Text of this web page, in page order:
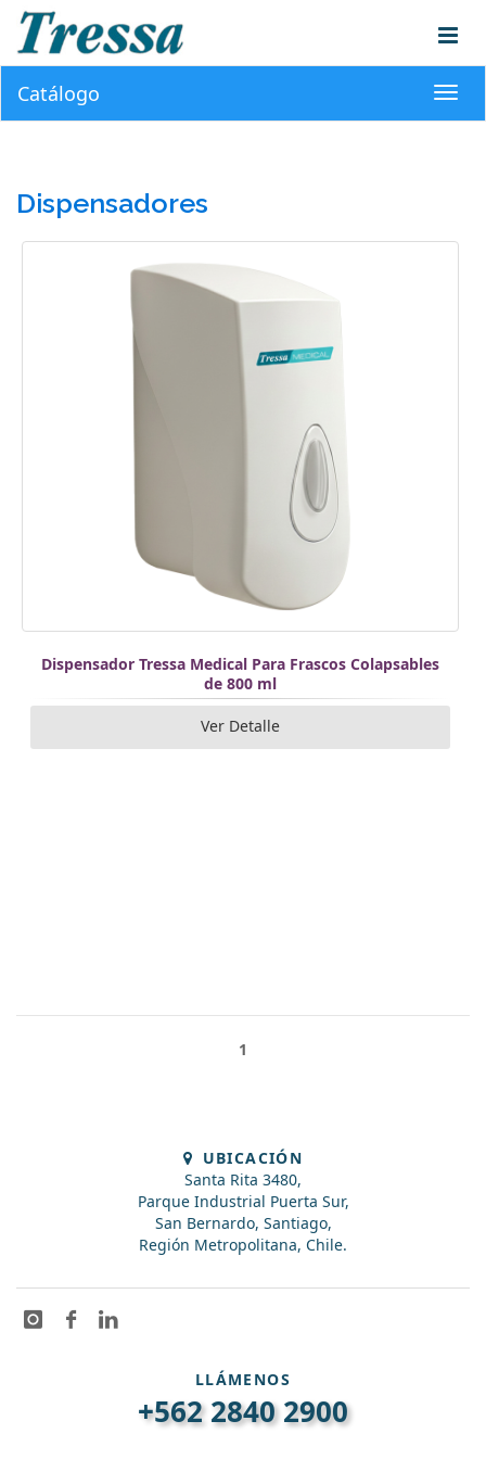
Catálogo
Dispensadores
Dispensador Tressa Medical Para Frascos Colapsables
de 800 ml
Ver Detalle
1
UBICACIÓN
Santa Rita 3480,
Parque Industrial Puerta Sur,
San Bernardo, Santiago,
Región Metropolitana, Chile.
LLÁMENOS
+562 2840 2900